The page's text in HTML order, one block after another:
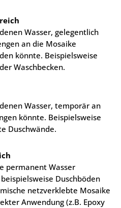
Wasser, gelegentlich
an die Mosaike
könnte. Beispielsweise
Waschbecken.
Wasser, temporär an
könnte. Beispielsweise
Duschwände.
permanent Wasser
Duschböden
netzverklebte Mosaike
Anwendung (z.B. Epoxy